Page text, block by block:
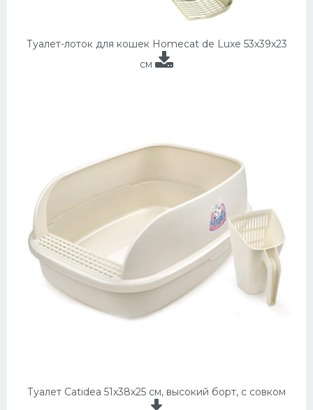
Туалет-лоток для кошек Homecat de Luxe 53х39х23
см
Туалет Catidea 51х38х25 см, высокий борт, с совком